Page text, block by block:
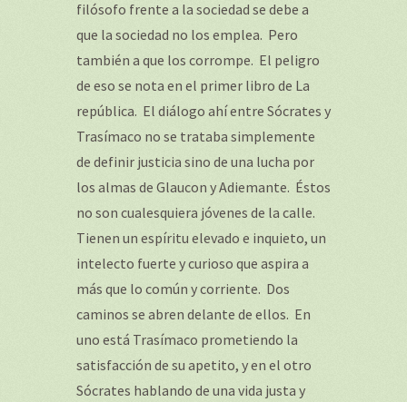
filósofo frente a la sociedad se debe a
que la sociedad no los emplea. Pero
también a que los corrompe. El peligro
de eso se nota en el primer libro de La
república. El diálogo ahí entre Sócrates y
Trasímaco no se trataba simplemente
de definir justicia sino de una lucha por
los almas de Glaucon y Adiemante. Éstos
no son cualesquiera jóvenes de la calle.
Tienen un espíritu elevado e inquieto, un
intelecto fuerte y curioso que aspira a
más que lo común y corriente. Dos
caminos se abren delante de ellos. En
uno está Trasímaco prometiendo la
satisfacción de su apetito, y en el otro
Sócrates hablando de una vida justa y